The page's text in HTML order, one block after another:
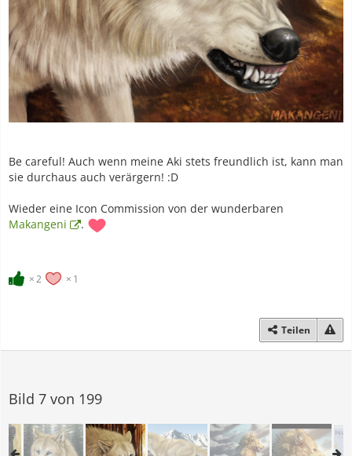
Be careful! Auch wenn meine Aki stets freundlich ist, kann man
sie durchaus auch verärgern! :D
Wieder eine Icon Commission von der wunderbaren
Makangeni
.
2 1
Teilen
Bild 7 von 199